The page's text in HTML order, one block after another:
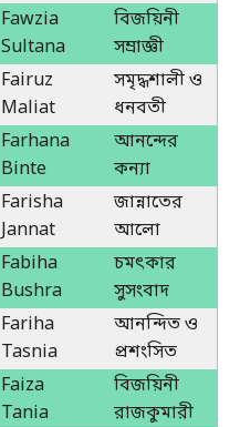
Fawzia
Sultana
বিজয়িনী
সম্রাজ্ঞী
Fairuz
Maliat
সমৃদ্ধশালী ও
ধনবতী
Farhana
Binte
আনন্দের
কন্যা
Farisha
Jannat
জান্নাতের
আলো
Fabiha
Bushra
চমৎকার
সুসংবাদ
Fariha
Tasnia
আনন্দিত ও
প্রশংসিত
Faiza
Tania
বিজয়িনী
রাজকুমারী